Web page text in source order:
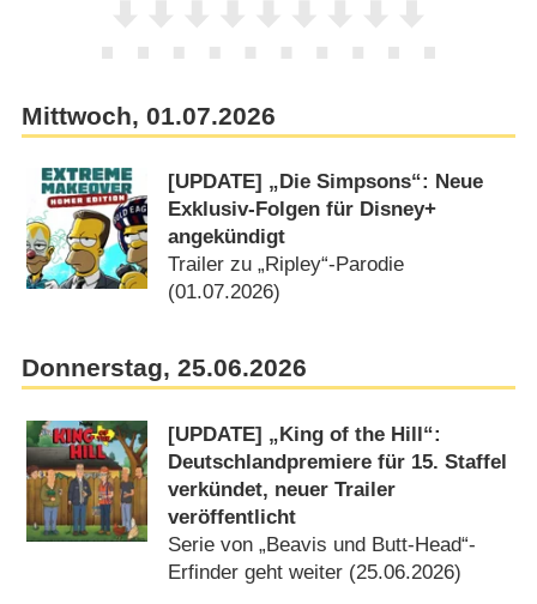
Mittwoch, 01.07.2026
[UPDATE] „Die Simpsons“: Neue
Exklusiv-Folgen für Disney+
angekündigt
Trailer zu „Ripley“-Parodie
(01.07.2026)
Donnerstag, 25.06.2026
[UPDATE] „King of the Hill“:
Deutschlandpremiere für 15. Staffel
verkündet, neuer Trailer
veröffentlicht
Serie von „Beavis und Butt-Head“-
Erfinder geht weiter (25.06.2026)